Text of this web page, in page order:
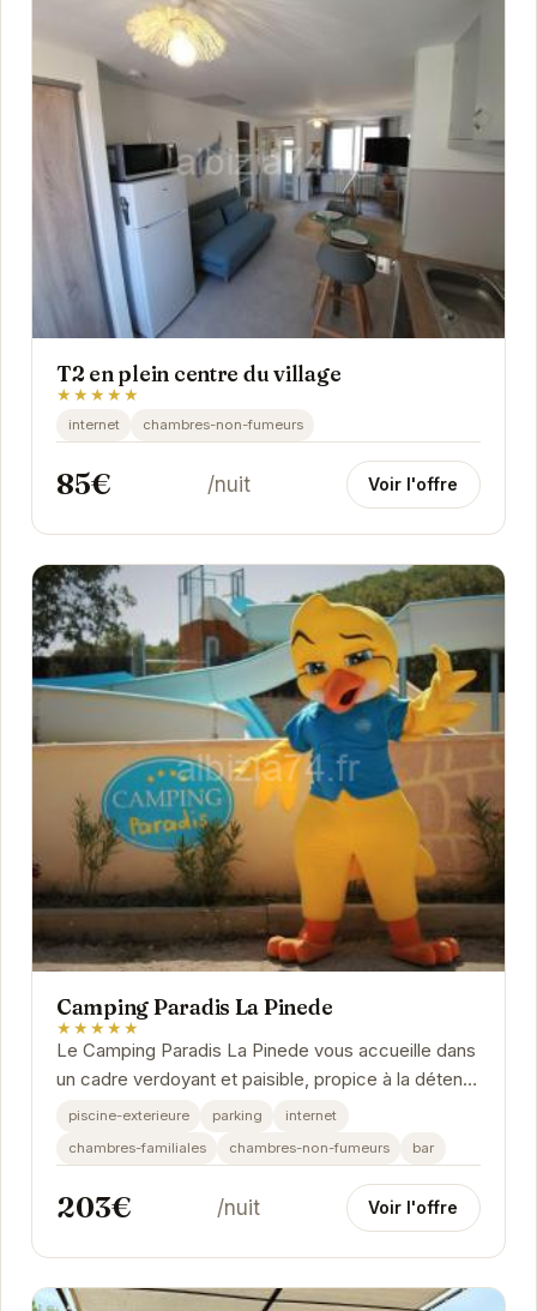
T2 en plein centre du village
★★★★★
internet chambres-non-fumeurs
85€ /nuit Voir l'offre
Camping Paradis La Pinede
★★★★★
Le Camping Paradis La Pinede vous accueille dans
un cadre verdoyant et paisible, propice à la détente
et au ressourcement. Profitez de ses nombreux...
piscine-exterieure parking
internet
chambres-familiales
chambres-non-fumeurs bar
203€ /nuit Voir l'offre